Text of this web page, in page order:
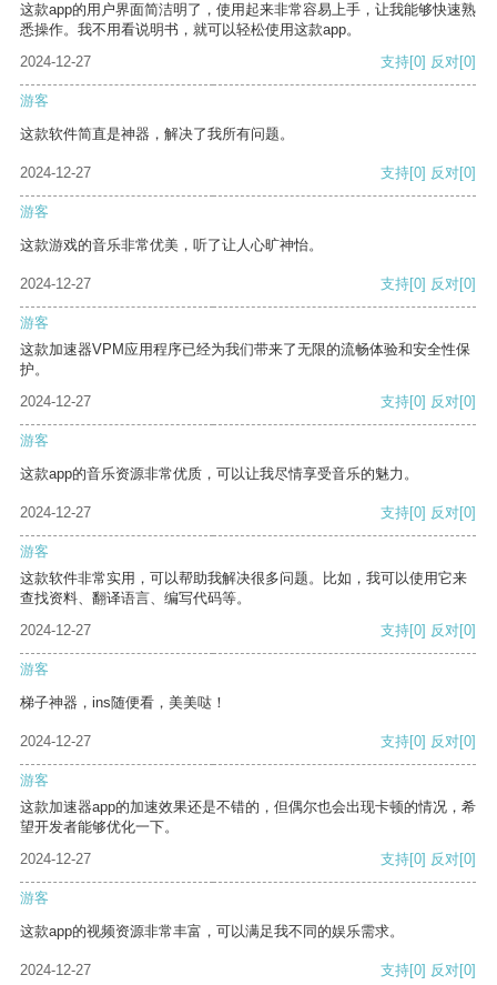
这款app的用户界面简洁明了，使用起来非常容易上手，让我能够快速熟
悉操作。我不用看说明书，就可以轻松使用这款app。
2024-12-27
支持[0] 反对[0]
游客
这款软件简直是神器，解决了我所有问题。
2024-12-27 支持[0] 反对[0]
游客
这款游戏的音乐非常优美，听了让人心旷神怡。
2024-12-27 支持[0] 反对[0]
游客
这款加速器VPM应用程序已经为我们带来了无限的流畅体验和安全性保
护。
2024-12-27
支持[0] 反对[0]
游客
这款app的音乐资源非常优质，可以让我尽情享受音乐的魅力。
2024-12-27 支持[0] 反对[0]
游客
这款软件非常实用，可以帮助我解决很多问题。比如，我可以使用它来
查找资料、翻译语言、编写代码等。
2024-12-27
支持[0] 反对[0]
游客
梯子神器，ins随便看，美美哒！
2024-12-27 支持[0] 反对[0]
游客
这款加速器app的加速效果还是不错的，但偶尔也会出现卡顿的情况，希
望开发者能够优化一下。
2024-12-27
支持[0] 反对[0]
游客
这款app的视频资源非常丰富，可以满足我不同的娱乐需求。
2024-12-27 支持[0] 反对[0]